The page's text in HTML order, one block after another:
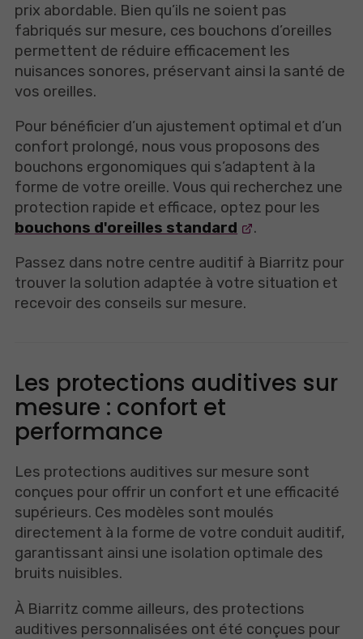
prix abordable. Bien qu’ils ne soient pas
fabriqués sur mesure, ces bouchons d’oreilles
permettent de réduire efficacement les
nuisances sonores, préservant ainsi la santé de
vos oreilles.
Pour bénéficier d’un ajustement optimal et d’un
confort prolongé, nous vous proposons des
bouchons ergonomiques qui s’adaptent à la
forme de votre oreille. Vous qui recherchez une
protection rapide et efficace, optez pour les
bouchons d'oreilles standard
.
Passez dans notre centre auditif à Biarritz pour
trouver la solution adaptée à votre situation et
recevoir des conseils sur mesure.
Les protections auditives sur
mesure : confort et
performance
Les protections auditives sur mesure sont
conçues pour offrir un confort et une efficacité
supérieurs. Ces modèles sont moulés
directement à la forme de votre conduit auditif,
garantissant ainsi une isolation optimale des
bruits nuisibles.
À Biarritz comme ailleurs, des protections
auditives personnalisées ont été conçues pour